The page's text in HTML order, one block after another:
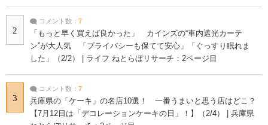
2
コメント数： 7
「もっと早く買えば良かった」 カインズの“車内遮光カーテ
ン”が大人気 「プライバシーも保てて安心」「ぐっすり眠れま
した」（2/2） | ライフ ねとらぼリサーチ：2ページ目
3
コメント数： 7
兵庫県の「ケーキ」の名店10選！ 一番うまいと思う店はどこ？
【7月12日は「デコレーションケーキの日」！】（2/4） | 兵庫県